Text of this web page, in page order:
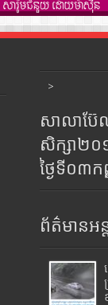
>
សាលាប៊ែ
សិក្សា២
ថ្ងៃទី០៣
ព័ត៌មានអន្